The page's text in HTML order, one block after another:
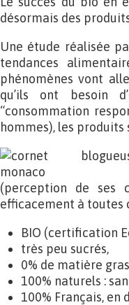
désormais des
Une étude réalisée
tendances
phénomènes vont
qu’ils ont besoin
“consommation
hommes), les
(perception de ses
efficacement à toutes
BIO (certification
très peu sucrés,
0% de matière
100% naturels :
100% Français,